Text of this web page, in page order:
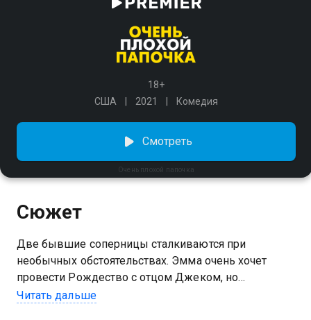
18+
США
2021 Комедия
Очень плохой папочка
Смотреть
Сюжет
Две бывшие соперницы сталкиваются при
необычных обстоятельствах. Эмма очень хочет
провести Рождество с отцом Джеком, но
излюбленную традицию может нарушить одна
Читать дальше